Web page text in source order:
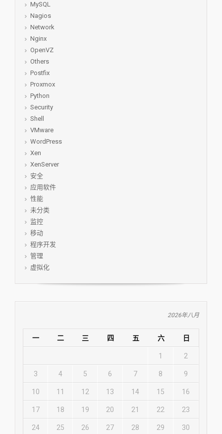
MySQL
Nagios
Network
Nginx
OpenVZ
Others
Postfix
Proxmox
Python
Security
Shell
VMware
WordPress
Xen
XenServer
安全
应用软件
性能
未分类
监控
移动
程序开发
管理
虚拟化
2026年八月
一 二 三 四 五 六 日
1 2
3 4 5 6 7 8 9
10 11 12 13 14 15 16
17 18 19 20 21 22 23
24 25 26 27 28 29 30